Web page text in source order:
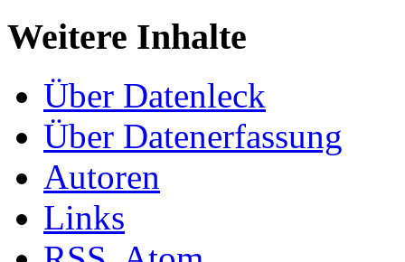
Weitere Inhalte
Über Datenleck
Über Datenerfassung
Autoren
Links